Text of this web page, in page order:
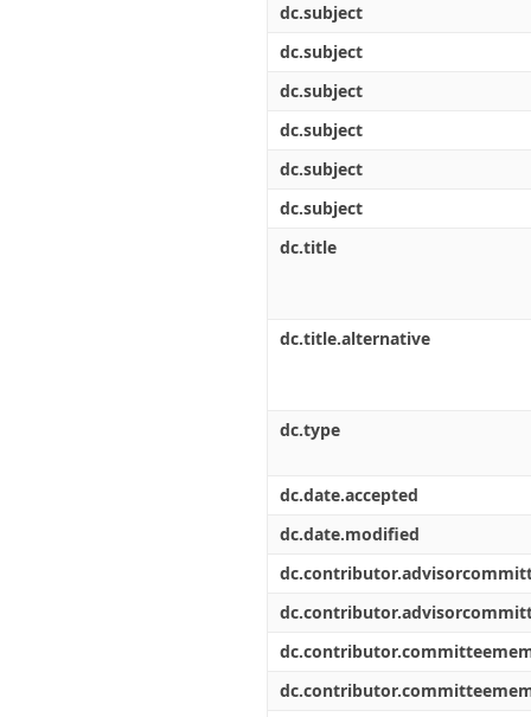
dc.subject
dc.subject
dc.subject
dc.subject
dc.subject
dc.subject
dc.title
dc.title.alternative
dc.type
dc.date.accepted
dc.date.modified